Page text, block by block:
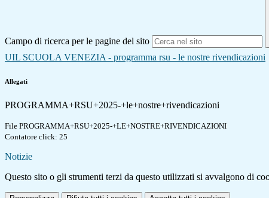
Campo di ricerca per le pagine del sito
UIL SCUOLA VENEZIA - programma rsu - le nostre rivendicazioni
Allegati
PROGRAMMA+RSU+2025-+le+nostre+rivendicazioni
File PROGRAMMA+RSU+2025-+LE+NOSTRE+RIVENDICAZIONI
Contatore click: 25
Notizie
Questo sito o gli strumenti terzi da questo utilizzati si avvalgono di